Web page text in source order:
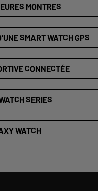
MONTRES
SMART WATCH GPS
CONNECTÉE
SERIES
WATCH